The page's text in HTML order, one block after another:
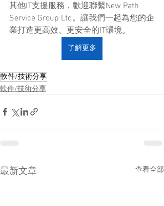
其他IT支援服務，歡迎聯繫New Path
Service Group Ltd。讓我們一起為您的企
業打造更高效、更安全的IT環境。
了解更多
軟件/技術分享
軟件/技術分享
最新文章 查看全部